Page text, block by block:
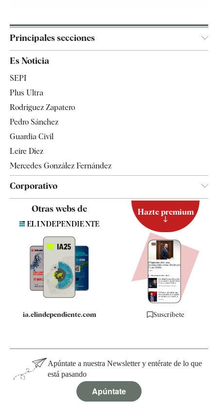
Principales secciones
España
Televisión
Es Noticia
SEPI
Plus Ultra
Rodríguez Zapatero
Pedro Sánchez
Guardia Civil
Leire Díez
Mercedes González Fernández
Corporativo
Contacto
Quiénes somos
Especificaciones
Otras webs de
ia.elindependiente.com
Hazte premium
Suscríbete
Apúntate a nuestra Newsletter y entérate de lo que
está pasando
Apúntate